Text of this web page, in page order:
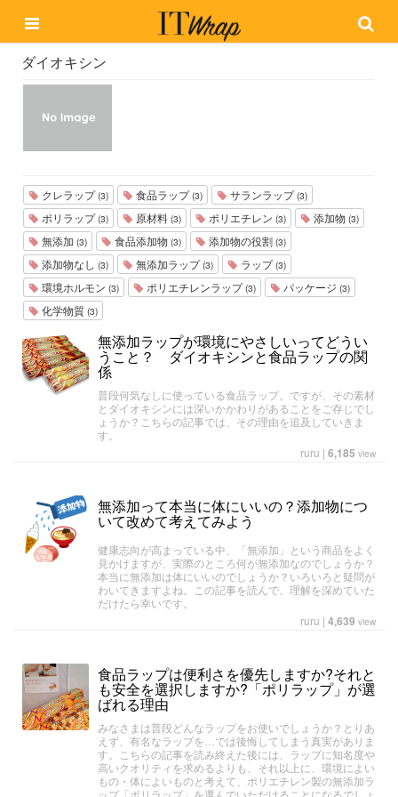
ダイオキシン
クレラップ(3) 食品ラップ(3) サランラップ(3)
ポリラップ(3) 原材料 (3) ポリエチレン (3) 添加物 (3)
無添加 (3) 食品添加物 (3) 添加物の役割 (3)
添加物なし (3) 無添加ラップ(3) ラップ(3)
環境ホルモン (3) ポリエチレンラップ(3) パッケージ (3)
化学物質 (3)
無添加ラップが環境にやさしいってどうい
うこと？ ダイオキシンと食品ラップの関
係
普段何気なしに使っている食品ラップ。ですが、その素材
とダイオキシンには深いかかわりがあることをご存じでし
ょうか？こちらの記事では、その理由を追及していきま
す。
ruru | 6,185 view
無添加って本当に体にいいの？添加物につ
いて改めて考えてみよう
健康志向が高まっている中、「無添加」という商品をよく
見かけますが、実際のところ何が無添加なのでしょうか？
本当に無添加は体にいいのでしょうか？いろいろと疑問が
わいてきますよね。この記事を読んで、理解を深めていた
だけたら幸いです。
ruru | 4,639 view
食品ラップは便利さを優先しますか?それと
も安全を選択しますか?「ポリラップ」が選
ばれる理由
みなさまは普段どんなラップをお使いでしょうか？とりあ
えず、有名なラップを…では後悔してしまう真実がありま
す。こちらの記事を読み終えた後には、ラップに知名度や
高いクオリティを求めるよりも、それ以上に、環境によい
もの・体によいものと考えて、ポリエチレン製の無添加ラ
ップ「ポリラップ」を選んでいただけることになるでしょ